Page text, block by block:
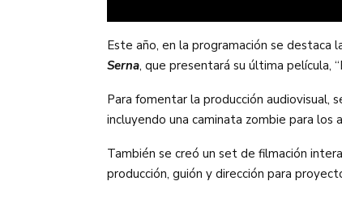
Este año, en la programación se destaca
Serna, que presentará su última película,
Para fomentar la producción audiovisual,
incluyendo una caminata zombie para los
También se creó un set de filmación
producción, guión y dirección para